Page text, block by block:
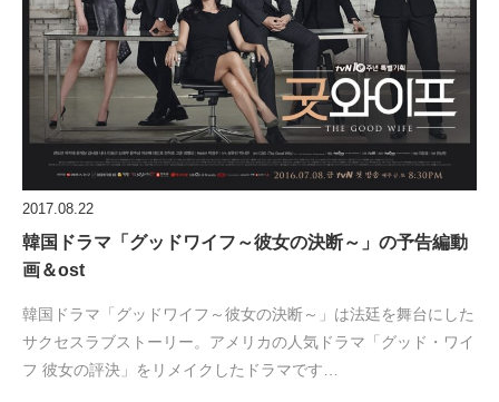
2017.08.22
韓国ドラマ「グッドワイフ～彼女の決断～」の予告編動
画＆ost
韓国ドラマ「グッドワイフ～彼女の決断～」は法廷を舞台にした
サクセスラブストーリー。アメリカの人気ドラマ「グッド・ワイ
フ 彼女の評決」をリメイクしたドラマです…